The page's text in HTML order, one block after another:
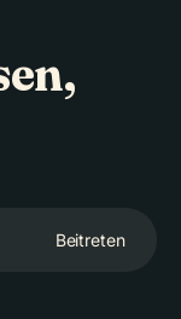
Beitreten